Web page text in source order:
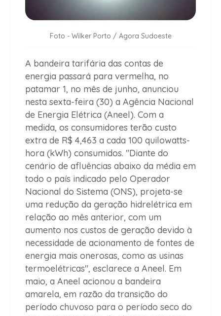
Foto - Wilker Porto / Agora Sudoeste
A bandeira tarifária das contas de
energia passará para vermelha, no
patamar 1, no mês de junho, anunciou
nesta sexta-feira (30) a Agência Nacional
de Energia Elétrica (Aneel). Com a
medida, os consumidores terão custo
extra de R$ 4,463 a cada 100 quilowatts-
hora (kWh) consumidos. "Diante do
cenário de afluências abaixo da média em
todo o país indicado pelo Operador
Nacional do Sistema (ONS), projeta-se
uma redução da geração hidrelétrica em
relação ao mês anterior, com um
aumento nos custos de geração devido à
necessidade de acionamento de fontes de
energia mais onerosas, como as usinas
termoelétricas", esclarece a Aneel. Em
maio, a Aneel acionou a bandeira
amarela, em razão da transição do
período chuvoso para o período seco do